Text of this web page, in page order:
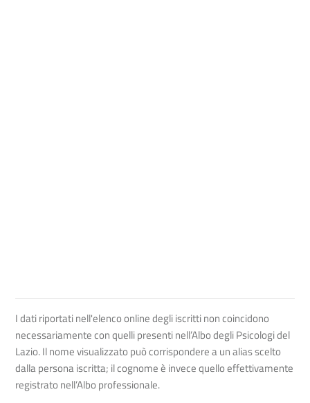
I dati riportati nell'elenco online degli iscritti non coincidono
necessariamente con quelli presenti nell’Albo degli Psicologi del
Lazio. Il nome visualizzato può corrispondere a un alias scelto
dalla persona iscritta; il cognome è invece quello effettivamente
registrato nell’Albo professionale.